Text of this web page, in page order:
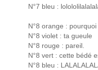
N°7 bleu :
N°8 orange :
N°8 violet : ta gueule
N°8 rouge : pareil.
N°8 vert : cette bédé
N°8 bleu :